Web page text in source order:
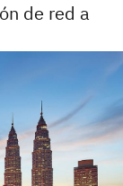
de red a